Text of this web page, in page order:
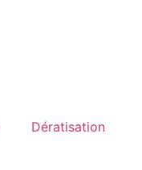
Dératisation